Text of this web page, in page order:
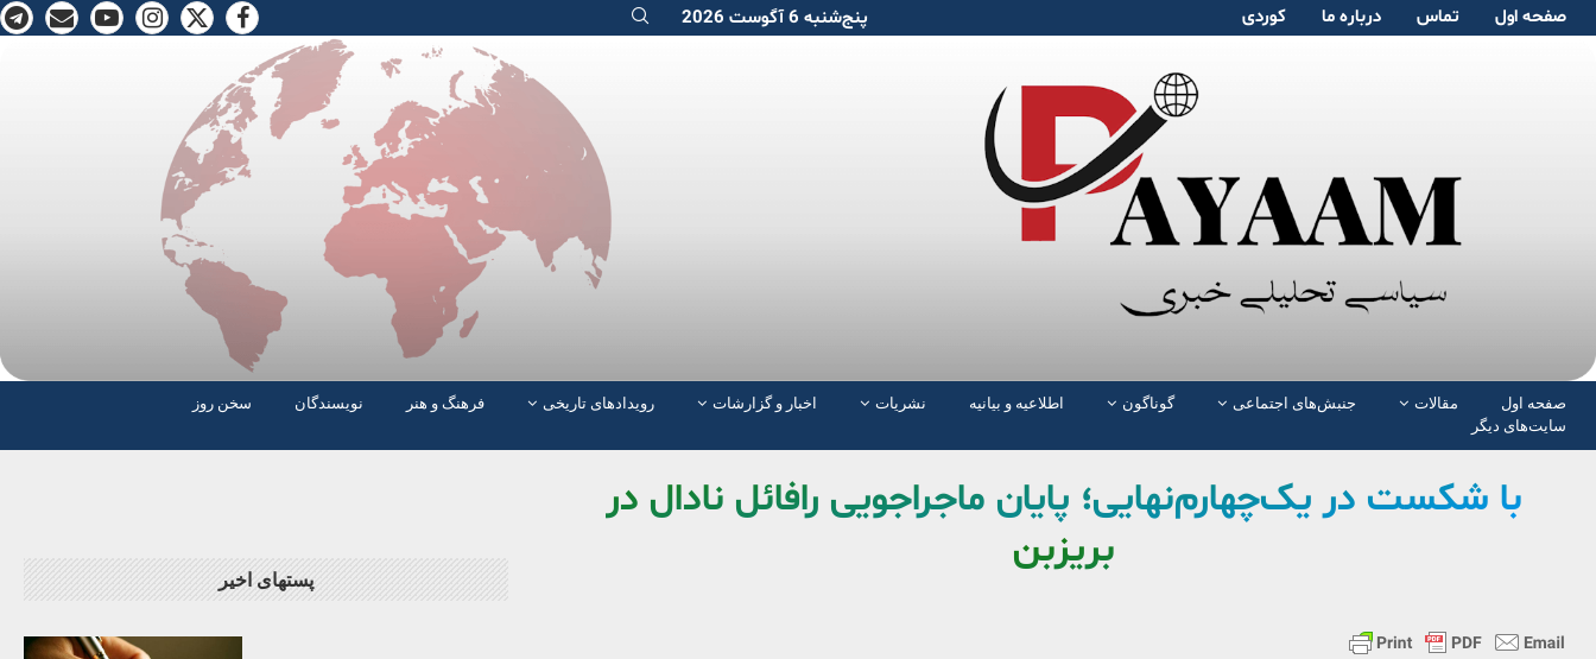
صفحە اول تماس دربارە ما کوردی پنج‌شنبه 6 آگوست 2026
صفحە اول مقالات جنبش‌های اجتماعی گوناگون اطلاعیه و بیانیه نشریات اخبار و گزارشات رویدادهای تاریخی فرهنگ و هنر نویسندگان
سخن روز
سایت‌های دیگر
با شکست در یک‌چهارم‌نهایی؛ پایان ماجراجویی رافائل نادال در
بریزبن
پستهای اخیر